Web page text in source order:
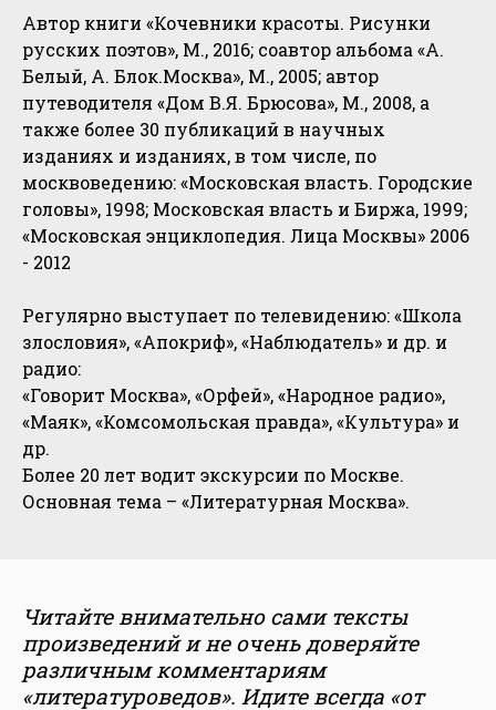
Автор книги «Кочевники красоты. Рисунки
русских поэтов», М., 2016; соавтор альбома «А.
Белый, А. Блок.Москва», М., 2005; автор
путеводителя «Дом В.Я. Брюсова», М., 2008, а
также более 30 публикаций в научных
изданиях и изданиях, в том числе, по
москвоведению: «Московская власть. Городские
головы», 1998; Московская власть и Биржа, 1999;
«Московская энциклопедия. Лица Москвы» 2006
- 2012
Регулярно выступает по телевидению: «Школа
злословия», «Апокриф», «Наблюдатель» и др. и
радио:
«Говорит Москва», «Орфей», «Народное радио»,
«Маяк», «Комсомольская правда», «Культура» и
др.
Более 20 лет водит экскурсии по Москве.
Основная тема – «Литературная Москва».
Читайте внимательно сами тексты
произведений и не очень доверяйте
различным комментариям
«литературоведов». Идите всегда «от